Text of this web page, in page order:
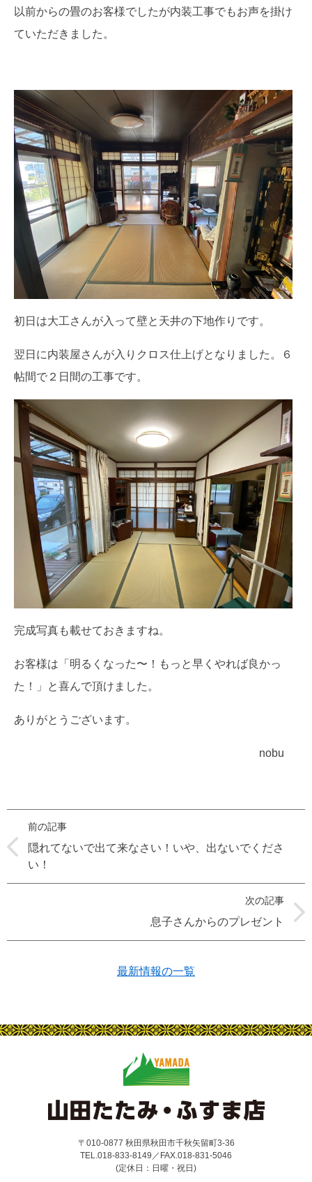
以前からの畳のお客様でしたが内装工事でもお声を掛け
ていただきました。
初日は大工さんが入って壁と天井の下地作りです。
翌日に内装屋さんが入りクロス仕上げとなりました。６
帖間で２日間の工事です。
完成写真も載せておきますね。
お客様は「明るくなった〜！もっと早くやれば良かっ
た！」と喜んで頂けました。
ありがとうございます。
nobu
前の記事
隠れてないで出て来なさい！いや、出ないでくださ
い！
次の記事
息子さんからのプレゼント
最新情報の一覧
〒010-0877 秋田県秋田市千秋矢留町3-36
TEL.018-833-8149／FAX.018-831-5046
(定休日：日曜・祝日)